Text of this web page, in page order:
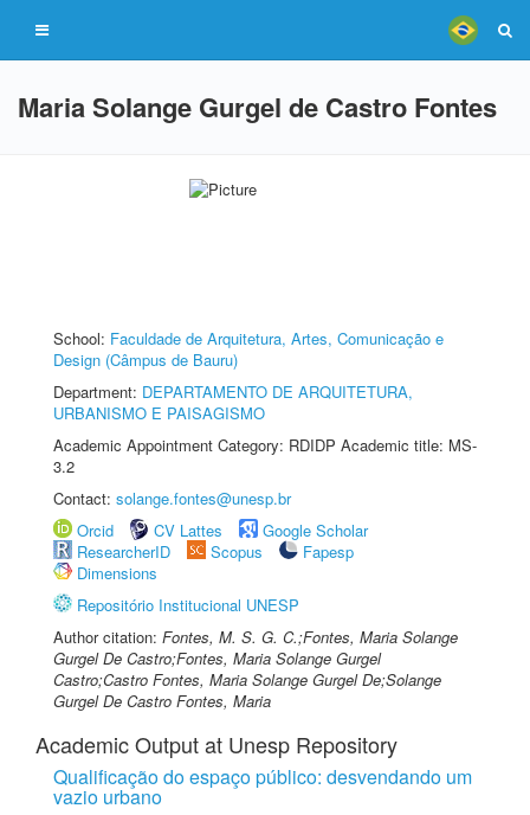
Maria Solange Gurgel de Castro Fontes
School: Faculdade de Arquitetura, Artes, Comunicação e
Design (Câmpus de Bauru)
Department: DEPARTAMENTO DE ARQUITETURA,
URBANISMO E PAISAGISMO
Academic Appointment Category: RDIDP Academic title: MS-
3.2
Contact: solange.fontes@unesp.br
Orcid
CV Lattes
Google Scholar
ResearcherID
Scopus
Fapesp
Dimensions
Repositório Institucional UNESP
Author citation: Fontes, M. S. G. C.;Fontes, Maria Solange
Gurgel De Castro;Fontes, Maria Solange Gurgel
Castro;Castro Fontes, Maria Solange Gurgel De;Solange
Gurgel De Castro Fontes, Maria
Academic Output at Unesp Repository
Qualificação do espaço público: desvendando um
vazio urbano